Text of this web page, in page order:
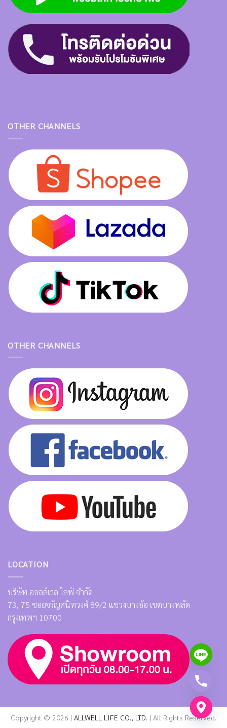
OTHER CHANNELS
OTHER CHANNELS
LOCATION
บริษัท ออลล์เวล ไลฟ์ จำกัด
73, 75 ซอยจรัญสนิทวงศ์ 89/2 แขวงบางอ้อ เขตบางพลัด
กรุงเทพฯ 10700
Copyright © 2026 | ALLWELL LIFE CO., LTD. | All Rights Reserved.